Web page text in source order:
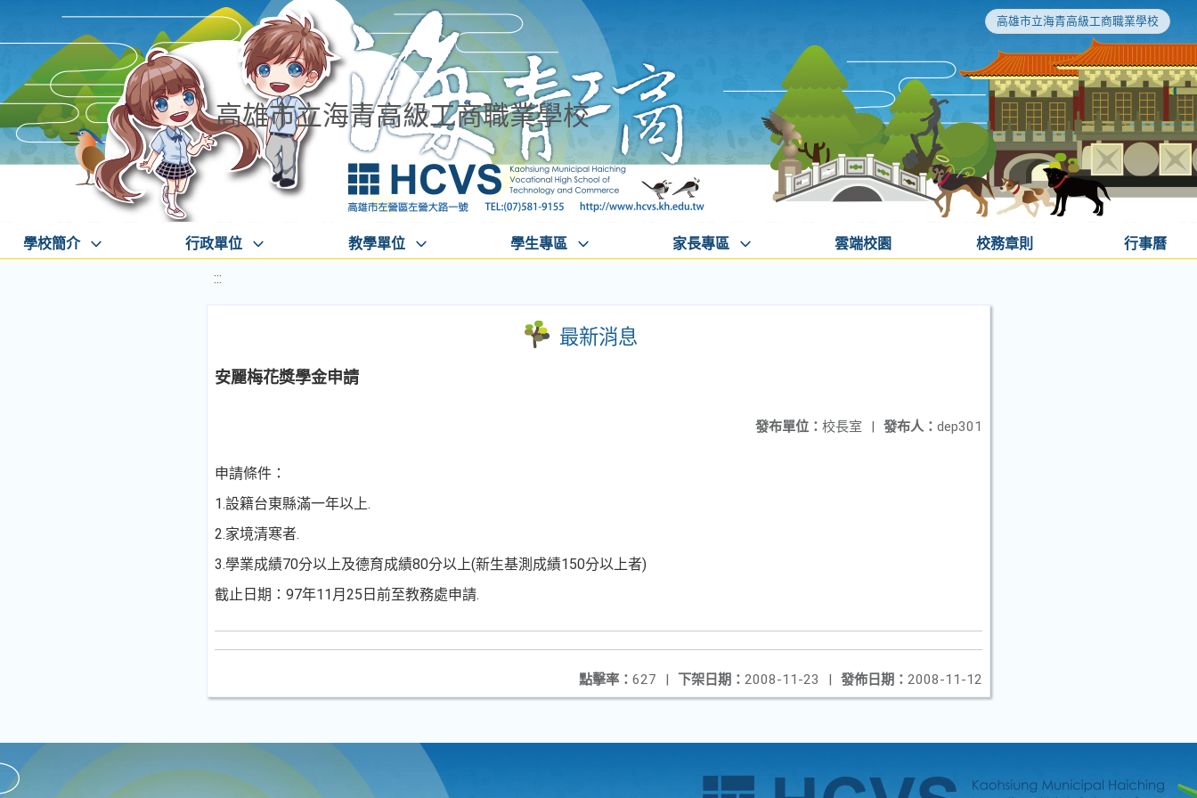
高雄市立海青高級工商職業學校
高雄市立海青高級工商職業學校
學校簡介 行政單位 教學單位 學生專區 家長專區 雲端校園 校務章則 行事曆
:::
最新消息
安麗梅花獎學金申請
發布人： dep301
發布單位： 校長室 |
申請條件：
1.設籍台東縣滿一年以上.
2.家境清寒者.
3.學業成績70分以上及德育成績80分以上(新生基測成績150分以上者)
截止日期：97年11月25日前至教務處申請.
發佈日期： 2008-11-12
下架日期： 2008-11-23 |
點擊率： 627 |